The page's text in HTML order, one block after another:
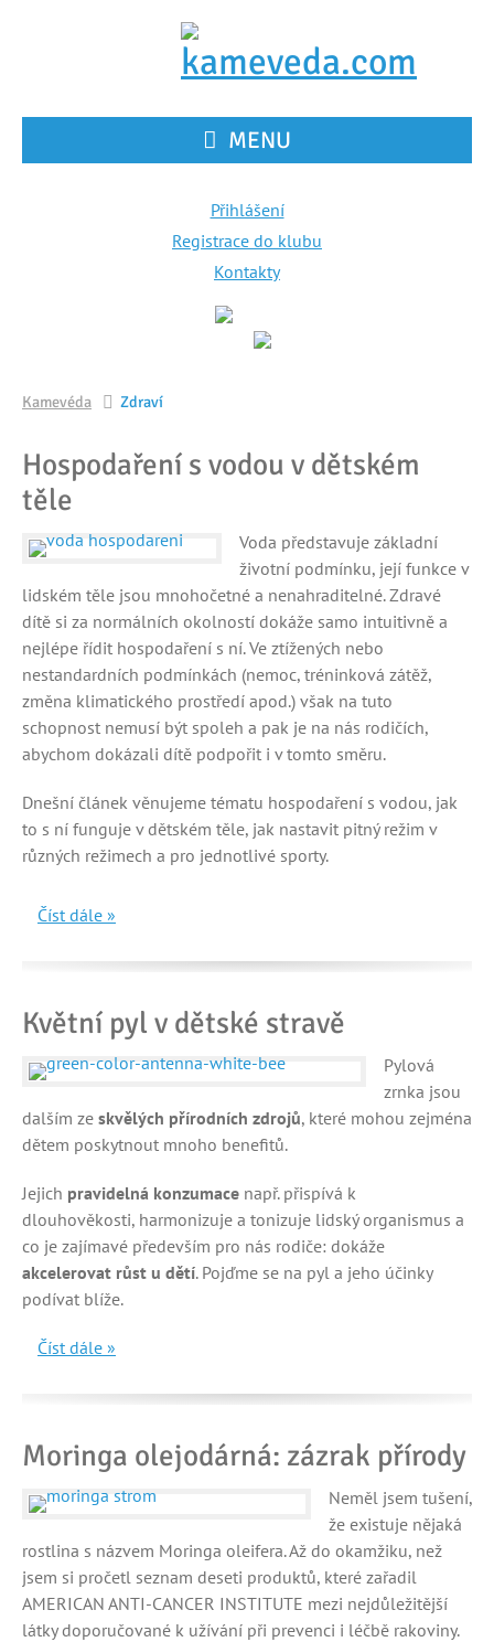
MENU
Přihlášení
Registrace do klubu
Kontakty
Kamevéda Zdraví
Hospodaření s vodou v dětském
těle
Voda představuje základní
životní podmínku, její funkce v
lidském těle jsou mnohočetné a nenahraditelné. Zdravé
dítě si za normálních okolností dokáže samo intuitivně a
nejlépe řídit hospodaření s ní. Ve ztížených nebo
nestandardních podmínkách (nemoc, tréninková zátěž,
změna klimatického prostředí apod.) však na tuto
schopnost nemusí být spoleh a pak je na nás rodičích,
abychom dokázali dítě podpořit i v tomto směru.
Dnešní článek věnujeme tématu hospodaření s vodou, jak
to s ní funguje v dětském těle, jak nastavit pitný režim v
různých režimech a pro jednotlivé sporty.
Číst dále »
Květní pyl v dětské stravě
Pylová
zrnka jsou
dalším ze skvělých přírodních zdrojů, které mohou zejména
dětem poskytnout mnoho benefitů.
Jejich pravidelná konzumace např. přispívá k
dlouhověkosti, harmonizuje a tonizuje lidský organismus a
co je zajímavé především pro nás rodiče: dokáže
akcelerovat růst u dětí. Pojďme se na pyl a jeho účinky
podívat blíže.
Číst dále »
Moringa olejodárná: zázrak přírody
Neměl jsem tušení,
že existuje nějaká
rostlina s názvem Moringa oleifera. Až do okamžiku, než
jsem si pročetl seznam deseti produktů, které zařadil
AMERICAN ANTI-CANCER INSTITUTE mezi nejdůležitější
látky doporučované k užívání při prevenci i léčbě rakoviny.